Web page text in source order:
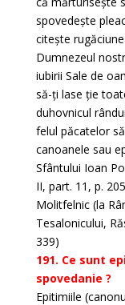
spovedește
citește
Dumnezeul
iubirii Sale de
să-ți lase ție
duhovnicul
felul păcatelor
canoanele sau
Sfântului Ioan
II, part. 11, p.
Molitfelnic (la
Tesalonicului,
339)
191. Ce sunt
spovedanie ?
Epitimiile